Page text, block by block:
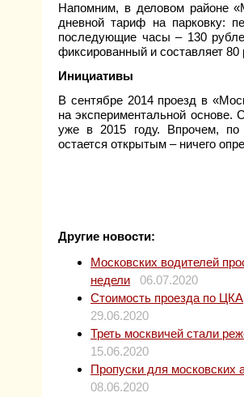
Напомним, в деловом районе
дневной тариф на парковку:
последующие часы – 130
фиксированный и составляет 80
Инициативы
В сентябре 2014 проезд в
на экспериментальной основе.
уже в 2015 году. Впрочем, по
остается открытым – ничего
Другие новости:
Московских водителей
недели
06.07.2020
Стоимость проезда по
29.06.2020
Треть москвичей стали
15.06.2020
Пропуски для московских
08.06.2020